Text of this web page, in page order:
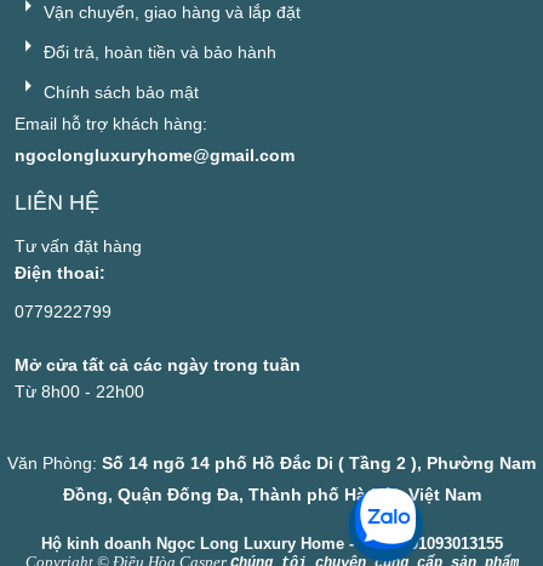
Vận chuyển, giao hàng và lắp đặt
Đổi trả, hoàn tiền và bảo hành
Chính sách bảo mật
Email hỗ trợ khách hàng:
ngoclongluxuryhome@gmail.com
LIÊN HỆ
Tư vấn đặt hàng
Điện thoai:
0779222799
Mở cửa tất cả các ngày trong tuần
Từ 8h00 - 22h00
Văn Phòng: Số 14 ngõ 14 phố Hồ Đắc Di ( Tầng 2 ), Phường Nam
Đồng, Quận Đống Đa, Thành phố Hà Nội, Việt Nam
Hộ kinh doanh Ngọc Long Luxury Home - MST: 001093013155
Copyright © Điều Hòa Casper